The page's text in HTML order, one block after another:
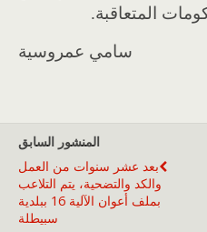
المتعاقبة.
سامي عمروسية
المنشور السابق
بعد عشر سنوات من العمل
والكد والتضحية، يتم التلاعب
بملف أعوان الآلية 16 ببلدية
سبيطلة